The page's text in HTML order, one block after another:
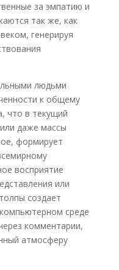
за эмпатию и
так же, как
генерируя
людьми
к общему
что в текущий
даже массы
формирует
восприятие
или
создает
среде
комментарии,
атмосферу